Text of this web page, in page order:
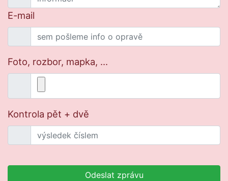
E-mail
Foto, rozbor, mapka, ...
Kontrola pět + dvě
Odeslat zprávu